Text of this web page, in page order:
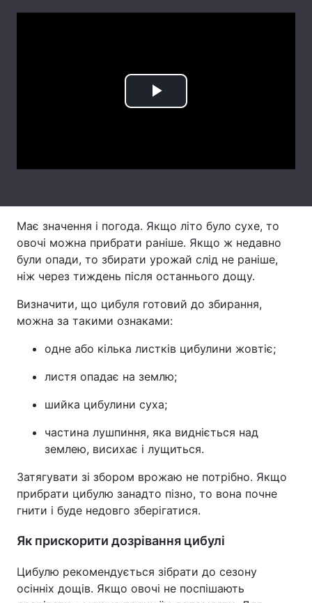
Думки
Вакансії
Послуги
Тема оформлення
Play
Має значення і погода. Якщо літо було сухе, то
овочі можна прибрати раніше. Якщо ж недавно
були опади, то збирати урожай слід не раніше,
ніж через тиждень після останнього дощу.
Визначити, що цибуля готовий до збирання,
можна за такими ознаками:
одне або кілька листків цибулини жовтіє;
листя опадає на землю;
шийка цибулини суха;
частина лушпиння, яка видніється над
землею, висихає і лущиться.
Затягувати зі збором врожаю не потрібно. Якщо
прибрати цибулю занадто пізно, то вона почне
гнити і буде недовго зберігатися.
Як прискорити дозрівання цибулі
Цибулю рекомендується зібрати до сезону
осінніх дощів. Якщо овочі не поспішають